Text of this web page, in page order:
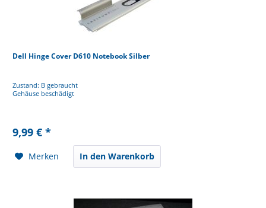
Dell Hinge Cover D610 Notebook Silber
Zustand: B gebraucht
Gehäuse beschädigt
9,99 € *
Merken In den Warenkorb